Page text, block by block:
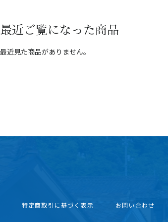
最近ご覧になった商品
最近見た商品がありません。
特定商取引に基づく表示 お問い合わせ